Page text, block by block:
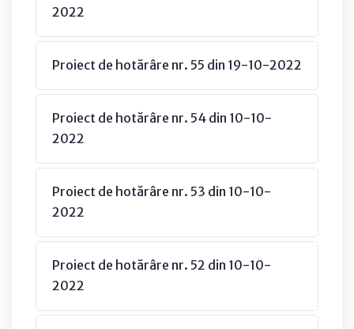
2022
Proiect de hotărâre nr. 55 din 19-10-2022
Proiect de hotărâre nr. 54 din 10-10-
2022
Proiect de hotărâre nr. 53 din 10-10-
2022
Proiect de hotărâre nr. 52 din 10-10-
2022